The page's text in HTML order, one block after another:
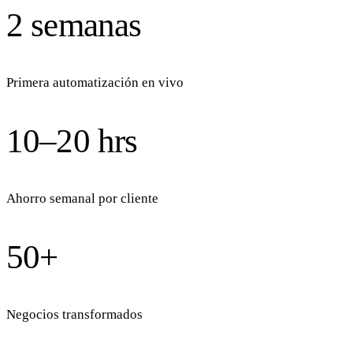
2 semanas
Primera automatización en vivo
10–20 hrs
Ahorro semanal por cliente
50+
Negocios transformados